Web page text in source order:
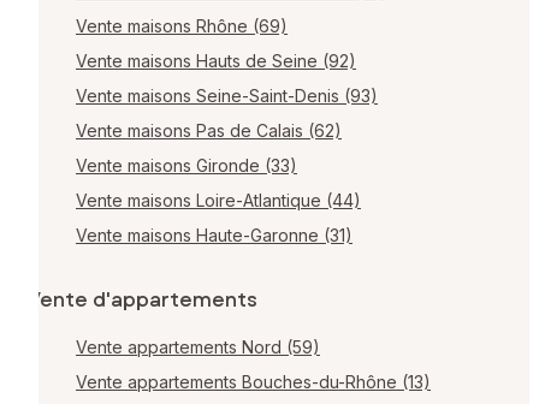
Vente maisons Rhône (69)
Vente maisons Hauts de Seine (92)
Vente maisons Seine-Saint-Denis (93)
Vente maisons Pas de Calais (62)
Vente maisons Gironde (33)
Vente maisons Loire-Atlantique (44)
Vente maisons Haute-Garonne (31)
Vente d'appartements
Vente appartements Nord (59)
Vente appartements Bouches-du-Rhône (13)